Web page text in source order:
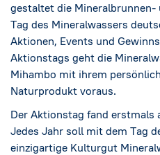
gestaltet die Mineralbrunnen-
Tag des Mineralwassers
Aktionen, Events und
Aktionstags geht die
Mihambo mit ihrem
Naturprodukt voraus.
Der Aktionstag fand erstmals
Jedes Jahr soll mit dem Tag
einzigartige Kulturgut